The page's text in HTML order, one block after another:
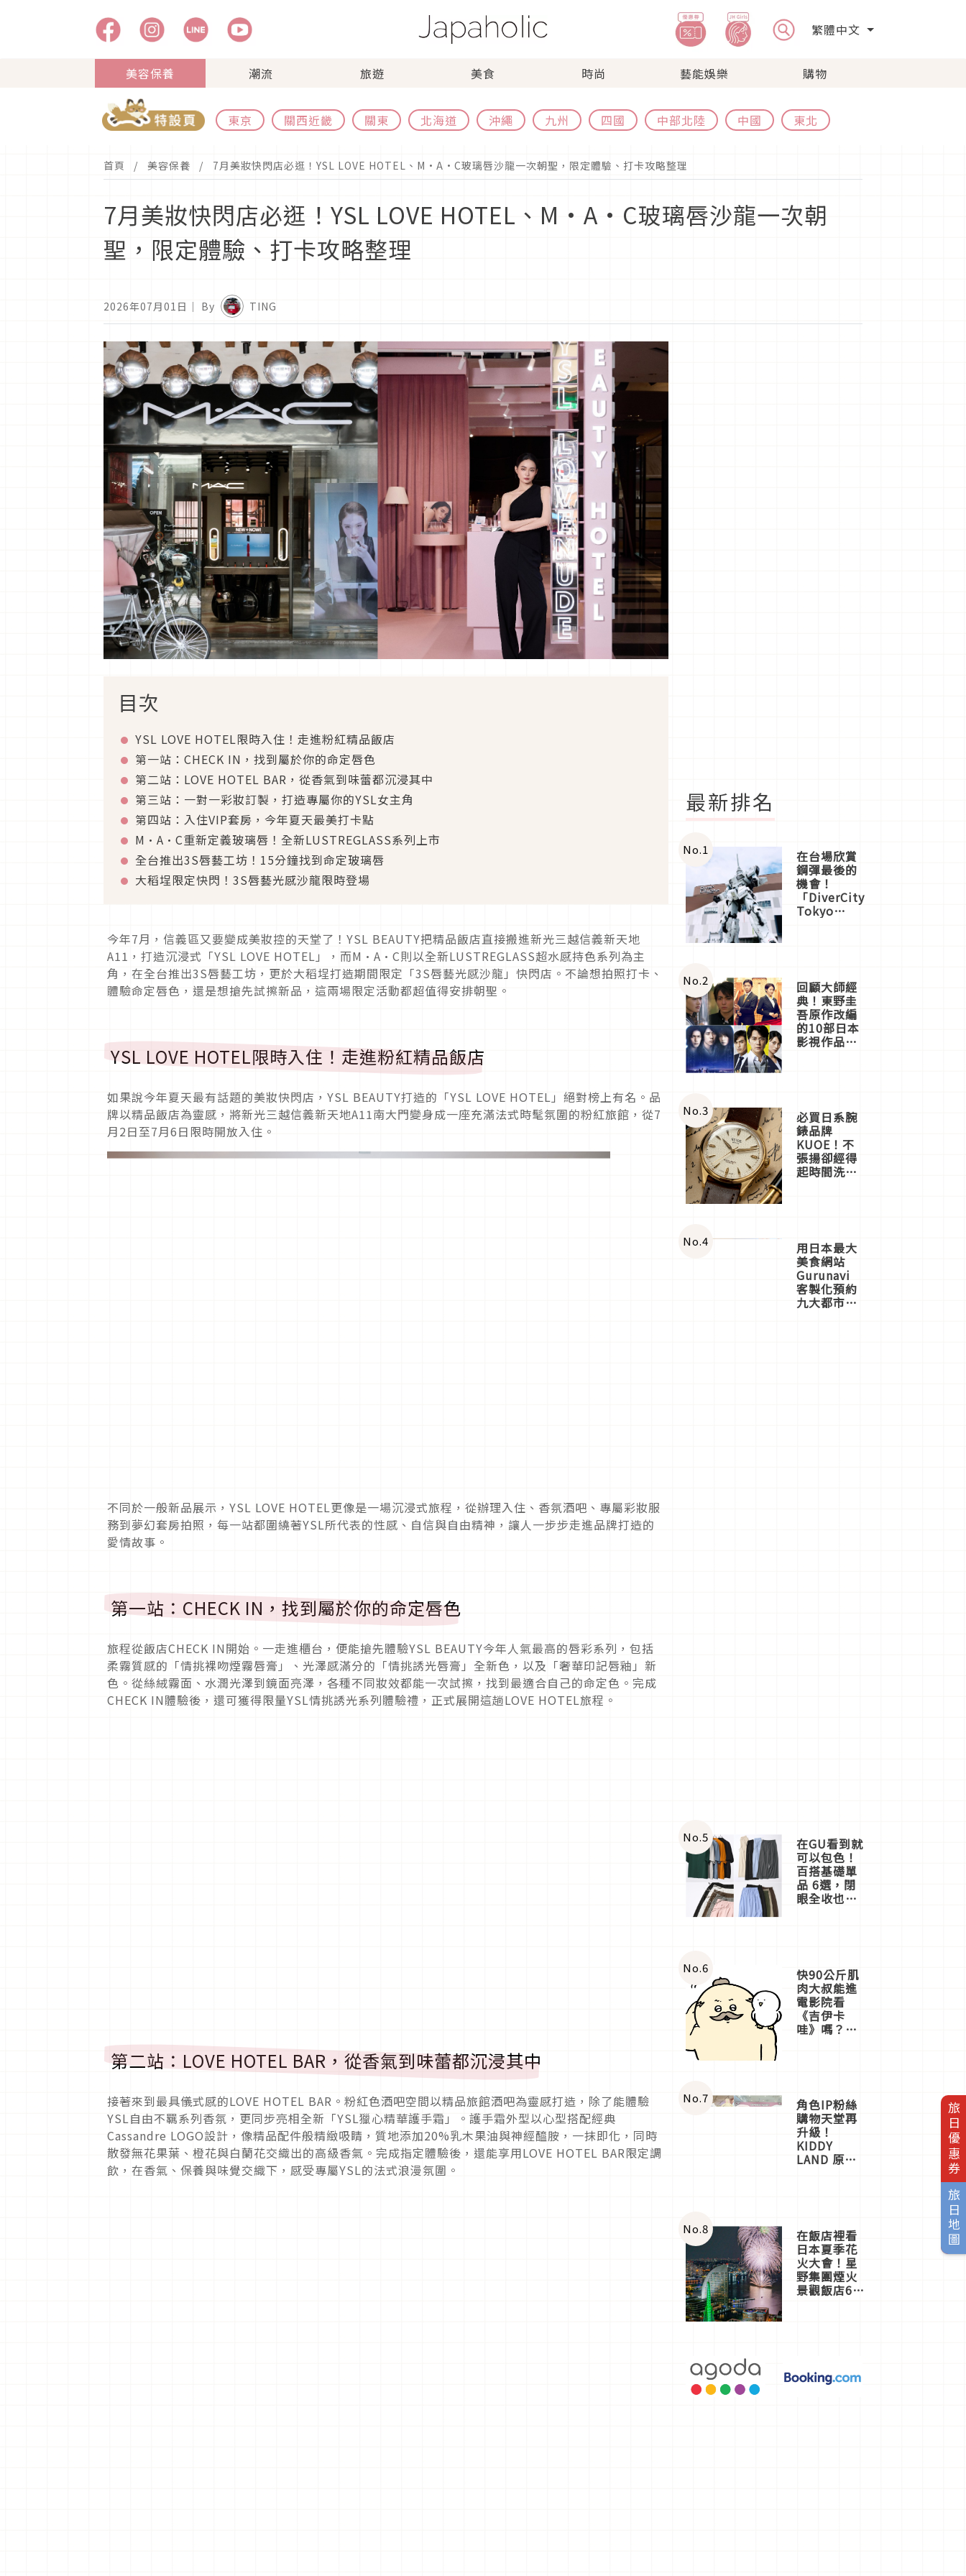
繁體中文
美容保養 潮流 旅遊 美食 時尚 藝能娛樂 購物
東京 關西近畿 關東 北海道 沖繩 九州 四國 中部北陸 中國 東北
旅日優惠券
旅日地圖
首頁 美容保養 7月美妝快閃店必逛！YSL LOVE HOTEL、M·A·C玻璃唇沙龍一次朝聖，限定體驗、打卡攻略整理
7月美妝快閃店必逛！YSL LOVE HOTEL、M·A·C玻璃唇沙龍一次朝
聖，限定體驗、打卡攻略整理
2026年07月01日 ｜ By TING
目次
YSL LOVE HOTEL限時入住！走進粉紅精品飯店
第一站：CHECK IN，找到屬於你的命定唇色
第二站：LOVE HOTEL BAR，從香氣到味蕾都沉浸其中
第三站：一對一彩妝訂製，打造專屬你的YSL女主角
第四站：入住VIP套房，今年夏天最美打卡點
M·A·C重新定義玻璃唇！全新LUSTREGLASS系列上市
全台推出3S唇藝工坊！15分鐘找到命定玻璃唇
大稻埕限定快閃！3S唇藝光感沙龍限時登場
今年7月，信義區又要變成美妝控的天堂了！YSL BEAUTY把精品飯店直接搬進新光三越信義新天地
A11，打造沉浸式「YSL LOVE HOTEL」，而M·A·C則以全新LUSTREGLASS超水感持色系列為主
角，在全台推出3S唇藝工坊，更於大稻埕打造期間限定「3S唇藝光感沙龍」快閃店。不論想拍照打卡、
體驗命定唇色，還是想搶先試擦新品，這兩場限定活動都超值得安排朝聖。
YSL LOVE HOTEL限時入住！走進粉紅精品飯店
如果說今年夏天最有話題的美妝快閃店，YSL BEAUTY打造的「YSL LOVE HOTEL」絕對榜上有名。品
牌以精品飯店為靈感，將新光三越信義新天地A11南大門變身成一座充滿法式時髦氛圍的粉紅旅館，從7
月2日至7月6日限時開放入住。
不同於一般新品展示，YSL LOVE HOTEL更像是一場沉浸式旅程，從辦理入住、香氛酒吧、專屬彩妝服
務到夢幻套房拍照，每一站都圍繞著YSL所代表的性感、自信與自由精神，讓人一步步走進品牌打造的
愛情故事。
第一站：CHECK IN，找到屬於你的命定唇色
旅程從飯店CHECK IN開始。一走進櫃台，便能搶先體驗YSL BEAUTY今年人氣最高的唇彩系列，包括
柔霧質感的「情挑裸吻煙霧唇膏」、光澤感滿分的「情挑誘光唇膏」全新色，以及「奢華印記唇釉」新
色。從絲絨霧面、水潤光澤到鏡面亮澤，各種不同妝效都能一次試擦，找到最適合自己的命定色。完成
CHECK IN體驗後，還可獲得限量YSL情挑誘光系列體驗禮，正式展開這趟LOVE HOTEL旅程。
第二站：LOVE HOTEL BAR，從香氣到味蕾都沉浸其中
接著來到最具儀式感的LOVE HOTEL BAR。粉紅色酒吧空間以精品旅館酒吧為靈感打造，除了能體驗
YSL自由不羈系列香氛，更同步亮相全新「YSL獵心精華護手霜」。護手霜外型以心型搭配經典
Cassandre LOGO設計，像精品配件般精緻吸睛，質地添加20%乳木果油與神經醯胺，一抹即化，同時
散發無花果葉、橙花與白蘭花交織出的高級香氣。完成指定體驗後，還能享用LOVE HOTEL BAR限定調
飲，在香氣、保養與味覺交織下，感受專屬YSL的法式浪漫氛圍。
最新排名
No.1 在台場欣賞
鋼彈最後的
機會！
「DiverCity
Tokyo
體驗
No.2 回顧大師經
典！東野圭
吾原作改編
的10部日本
影視作品推
No.3 必買日系腕
錶品牌
KUOE！不
張揚卻經得
起時間洗鍊
No.4 用日本最大
美食網站
Gurunavi
客製化預約
九大都市餐
No.5 在GU看到就
可以包色！
百搭基礎單
品 6選，閉
眼全收也不
No.6 快90公斤肌
肉大叔能進
電影院看
《吉伊卡
哇》嗎？日
一同給出了
答案
No.7 角色IP粉絲
購物天堂再
升級！
KIDDY
LAND 原宿
店3分即達
No.8 在飯店裡看
日本夏季花
火大會！星
野集團煙火
景觀飯店6